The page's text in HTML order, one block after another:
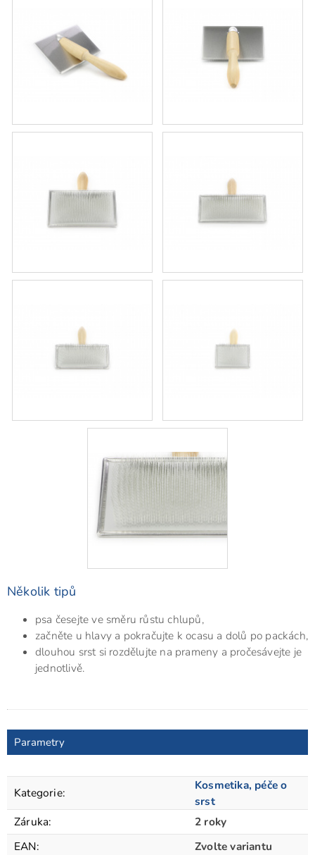
Několik tipů
psa česejte ve směru růstu chlupů,
začněte u hlavy a pokračujte k ocasu a dolů po packách,
dlouhou srst si rozdělujte na prameny a pročesávejte je
jednotlivě.
Parametry
Kategorie:
Kosmetika, péče o
srst
Záruka:
2 roky
EAN: Zvolte variantu